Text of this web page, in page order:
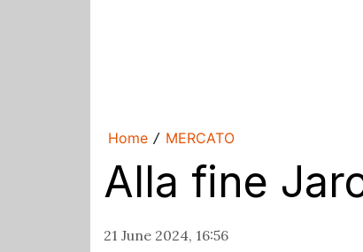
Home / MERCATO
Alla fine
21 June 2024, 16:56